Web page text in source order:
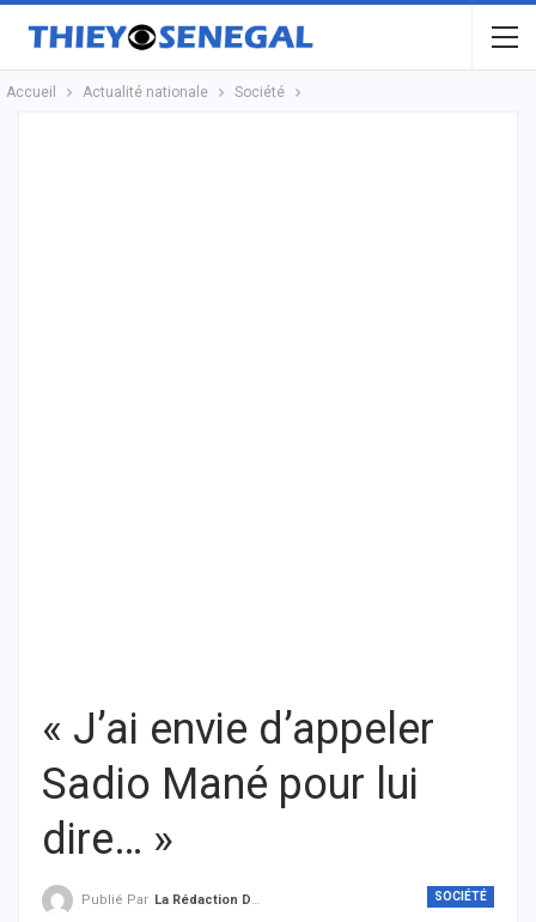
Accueil Actualité nationale Société
« J’ai envie d’appeler
Sadio Mané pour lui
dire… »
SOCIÉTÉ
Publié Par La Rédaction De THIEYSENEGAL.com